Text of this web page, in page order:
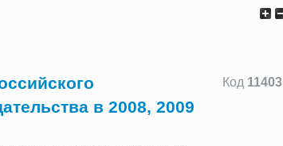
Код 11403
в 2008, 2009